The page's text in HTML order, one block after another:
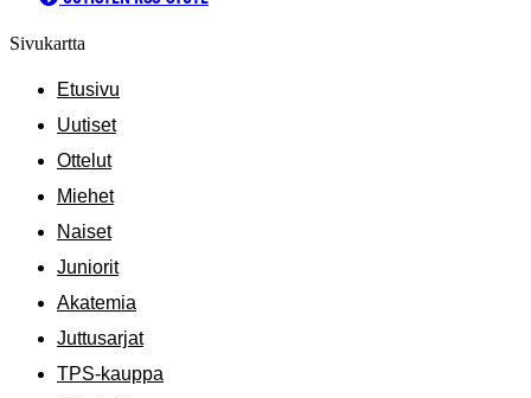
Sivukartta
Etusivu
Uutiset
Ottelut
Miehet
Naiset
Juniorit
Akatemia
Juttusarjat
TPS-kauppa